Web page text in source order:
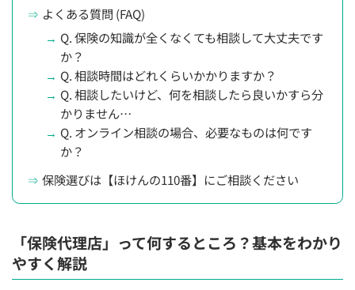
よくある質問 (FAQ)
Q. 保険の知識が全くなくても相談して大丈夫です
か？
Q. 相談時間はどれくらいかかりますか？
Q. 相談したいけど、何を相談したら良いかすら分
かりません…
Q. オンライン相談の場合、必要なものは何です
か？
保険選びは【ほけんの110番】にご相談ください
「保険代理店」って何するところ？基本をわかり
やすく解説